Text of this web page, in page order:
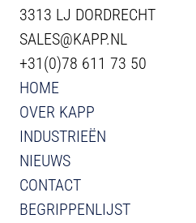
3313 LJ DORDRECHT
SALES@KAPP.NL
+31(0)78 611 73 50
HOME
OVER KAPP
INDUSTRIEËN
NIEUWS
CONTACT
BEGRIPPENLIJST